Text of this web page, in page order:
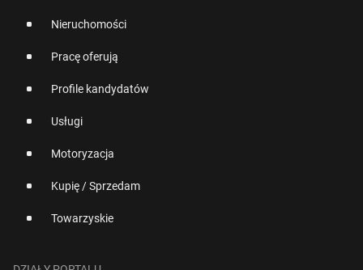
Nieruchomości
Pracę oferują
Profile kandydatów
Usługi
Motoryzacja
Kupię / Sprzedam
Towarzyskie